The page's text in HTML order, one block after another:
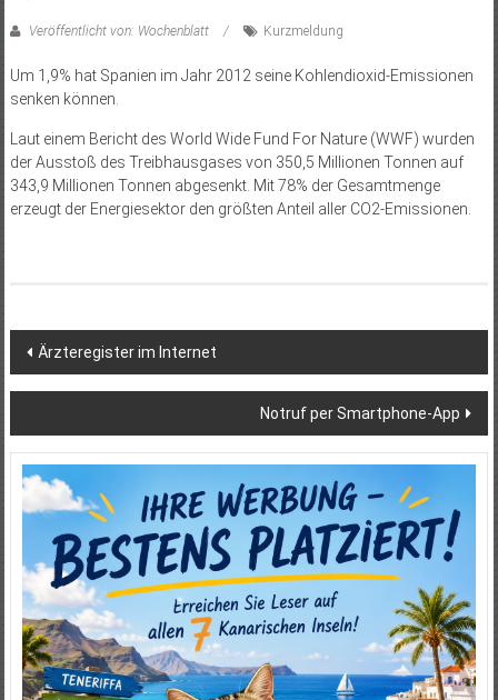
Veröffentlicht von: Wochenblatt Kurzmeldung
Um 1,9% hat Spanien im Jahr 2012 seine Kohlendioxid-Emissionen
senken können.
Laut einem Bericht des World Wide Fund For Nature (WWF) wurden
der Ausstoß des Treibhausgases von 350,5 Millionen Tonnen auf
343,9 Millionen Tonnen abgesenkt. Mit 78% der Gesamtmenge
erzeugt der Energiesektor den größten Anteil aller CO­2-Emissionen.
Beitragsnavigation
Ärzteregister im Internet
Notruf per Smartphone-App